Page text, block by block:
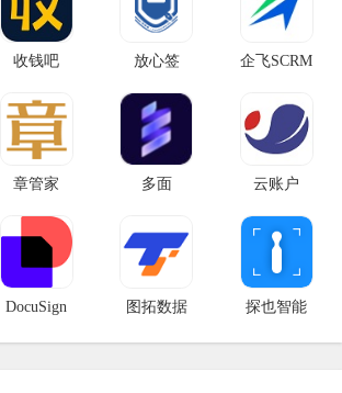
收钱吧 放心签 企飞SCRM
章管家 多面 云账户
DocuSign 图拓数据 探也智能